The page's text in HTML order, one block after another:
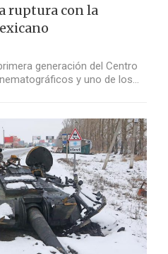
ruptura con la
generación del Centro
y uno de los…